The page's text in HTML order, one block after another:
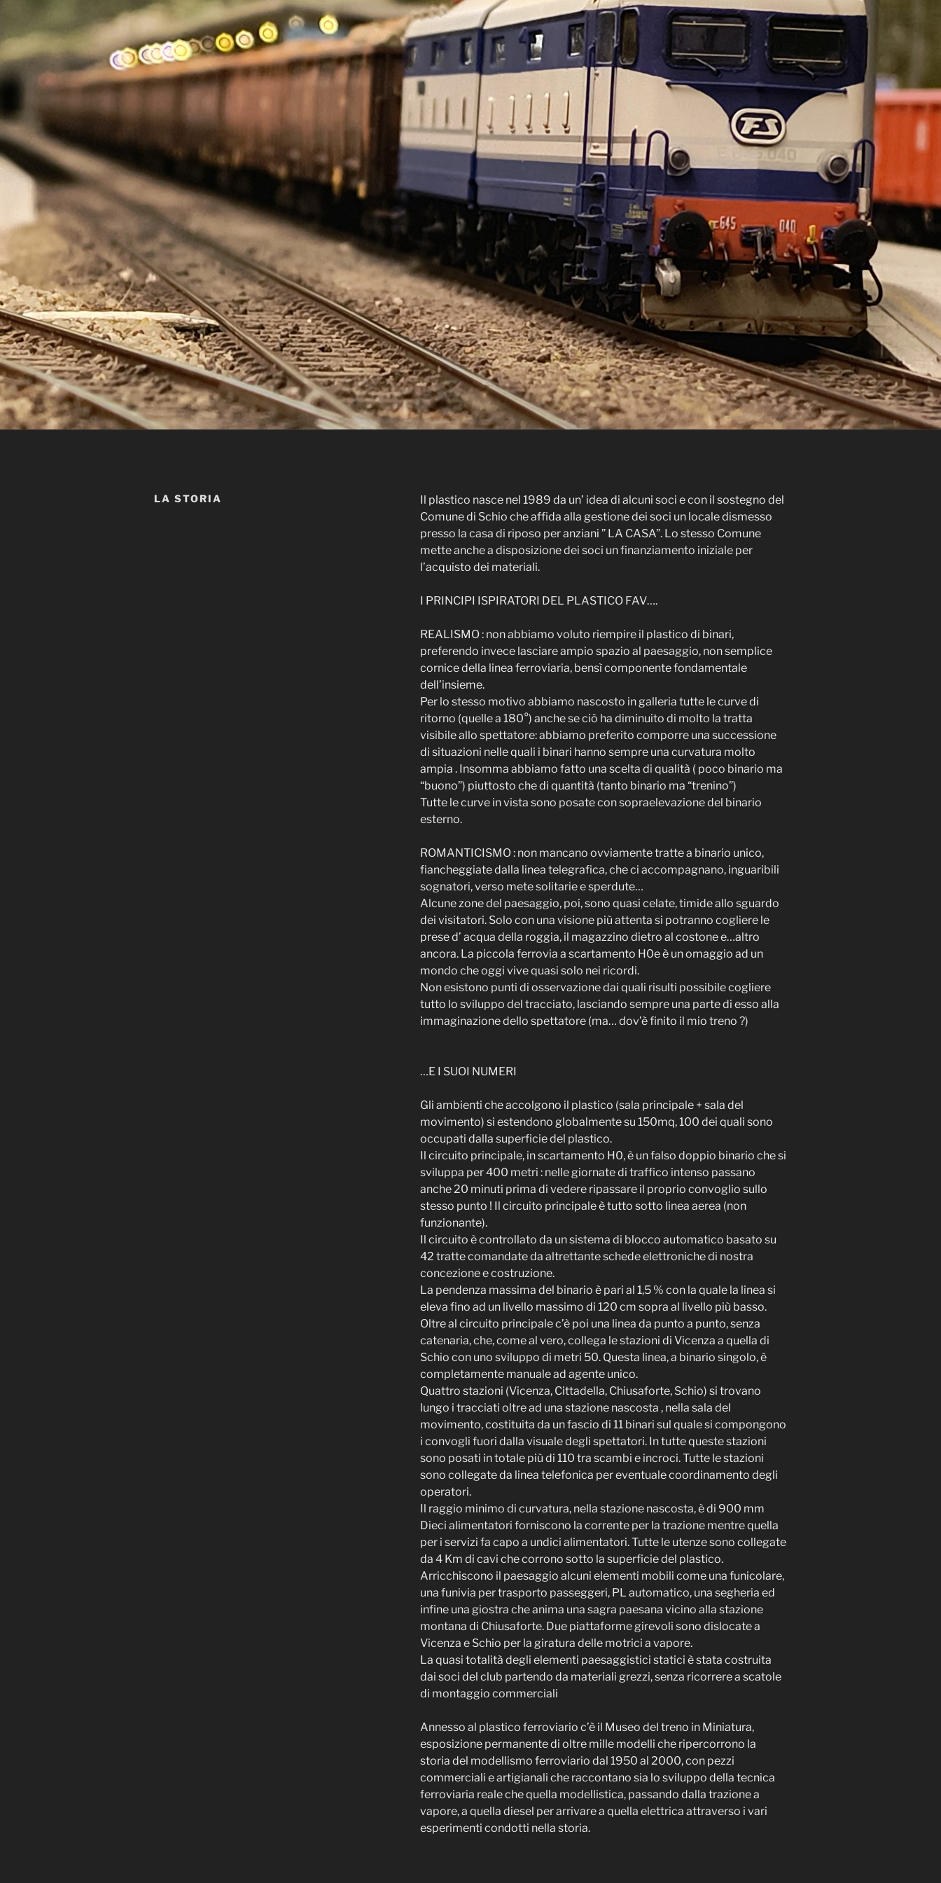
LA STORIA
Il plastico nasce nel 1989 da un’ idea di alcuni soci e con il sostegno del
Comune di Schio che affida alla gestione dei soci un locale dismesso
presso la casa di riposo per anziani ” LA CASA”. Lo stesso Comune
mette anche a disposizione dei soci un finanziamento iniziale per
l’acquisto dei materiali.
I PRINCIPI ISPIRATORI DEL PLASTICO FAV….
REALISMO : non abbiamo voluto riempire il plastico di binari,
preferendo invece lasciare ampio spazio al paesaggio, non semplice
cornice della linea ferroviaria, bensì componente fondamentale
dell’insieme.
Per lo stesso motivo abbiamo nascosto in galleria tutte le curve di
ritorno (quelle a 180°) anche se ciò ha diminuito di molto la tratta
visibile allo spettatore: abbiamo preferito comporre una successione
di situazioni nelle quali i binari hanno sempre una curvatura molto
ampia . Insomma abbiamo fatto una scelta di qualità ( poco binario ma
“buono”) piuttosto che di quantità (tanto binario ma “trenino”)
Tutte le curve in vista sono posate con sopraelevazione del binario
esterno.
ROMANTICISMO : non mancano ovviamente tratte a binario unico,
fiancheggiate dalla linea telegrafica, che ci accompagnano, inguaribili
sognatori, verso mete solitarie e sperdute…
Alcune zone del paesaggio, poi, sono quasi celate, timide allo sguardo
dei visitatori. Solo con una visione più attenta si potranno cogliere le
prese d’ acqua della roggia, il magazzino dietro al costone e…altro
ancora. La piccola ferrovia a scartamento H0e è un omaggio ad un
mondo che oggi vive quasi solo nei ricordi.
Non esistono punti di osservazione dai quali risulti possibile cogliere
tutto lo sviluppo del tracciato, lasciando sempre una parte di esso alla
immaginazione dello spettatore (ma… dov’è finito il mio treno ?)
…E I SUOI NUMERI
Gli ambienti che accolgono il plastico (sala principale + sala del
movimento) si estendono globalmente su 150mq, 100 dei quali sono
occupati dalla superficie del plastico.
Il circuito principale, in scartamento H0, è un falso doppio binario che si
sviluppa per 400 metri : nelle giornate di traffico intenso passano
anche 20 minuti prima di vedere ripassare il proprio convoglio sullo
stesso punto ! Il circuito principale è tutto sotto linea aerea (non
funzionante).
Il circuito è controllato da un sistema di blocco automatico basato su
42 tratte comandate da altrettante schede elettroniche di nostra
concezione e costruzione.
La pendenza massima del binario è pari al 1,5 % con la quale la linea si
eleva fino ad un livello massimo di 120 cm sopra al livello più basso.
Oltre al circuito principale c’è poi una linea da punto a punto, senza
catenaria, che, come al vero, collega le stazioni di Vicenza a quella di
Schio con uno sviluppo di metri 50. Questa linea, a binario singolo, è
completamente manuale ad agente unico.
Quattro stazioni (Vicenza, Cittadella, Chiusaforte, Schio) si trovano
lungo i tracciati oltre ad una stazione nascosta , nella sala del
movimento, costituita da un fascio di 11 binari sul quale si compongono
i convogli fuori dalla visuale degli spettatori. In tutte queste stazioni
sono posati in totale più di 110 tra scambi e incroci. Tutte le stazioni
sono collegate da linea telefonica per eventuale coordinamento degli
operatori.
Il raggio minimo di curvatura, nella stazione nascosta, è di 900 mm
Dieci alimentatori forniscono la corrente per la trazione mentre quella
per i servizi fa capo a undici alimentatori. Tutte le utenze sono collegate
da 4 Km di cavi che corrono sotto la superficie del plastico.
Arricchiscono il paesaggio alcuni elementi mobili come una funicolare,
una funivia per trasporto passeggeri, PL automatico, una segheria ed
infine una giostra che anima una sagra paesana vicino alla stazione
montana di Chiusaforte. Due piattaforme girevoli sono dislocate a
Vicenza e Schio per la giratura delle motrici a vapore.
La quasi totalità degli elementi paesaggistici statici è stata costruita
dai soci del club partendo da materiali grezzi, senza ricorrere a scatole
di montaggio commerciali
Annesso al plastico ferroviario c’è il Museo del treno in Miniatura,
esposizione permanente di oltre mille modelli che ripercorrono la
storia del modellismo ferroviario dal 1950 al 2000, con pezzi
commerciali e artigianali che raccontano sia lo sviluppo della tecnica
ferroviaria reale che quella modellistica, passando dalla trazione a
vapore, a quella diesel per arrivare a quella elettrica attraverso i vari
esperimenti condotti nella storia.